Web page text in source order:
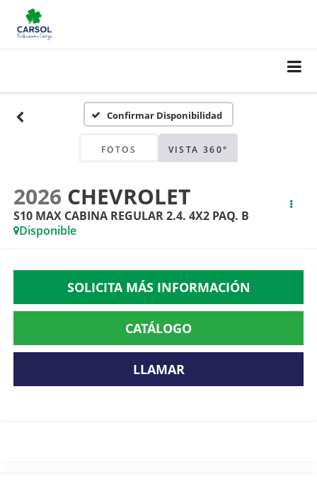
Confirmar Disponibilidad
FOTOS VISTA 360°
2026 CHEVROLET
S10 MAX CABINA REGULAR 2.4. 4X2 PAQ. B
Disponible
SOLICITA MÁS INFORMACIÓN
CATÁLOGO
LLAMAR